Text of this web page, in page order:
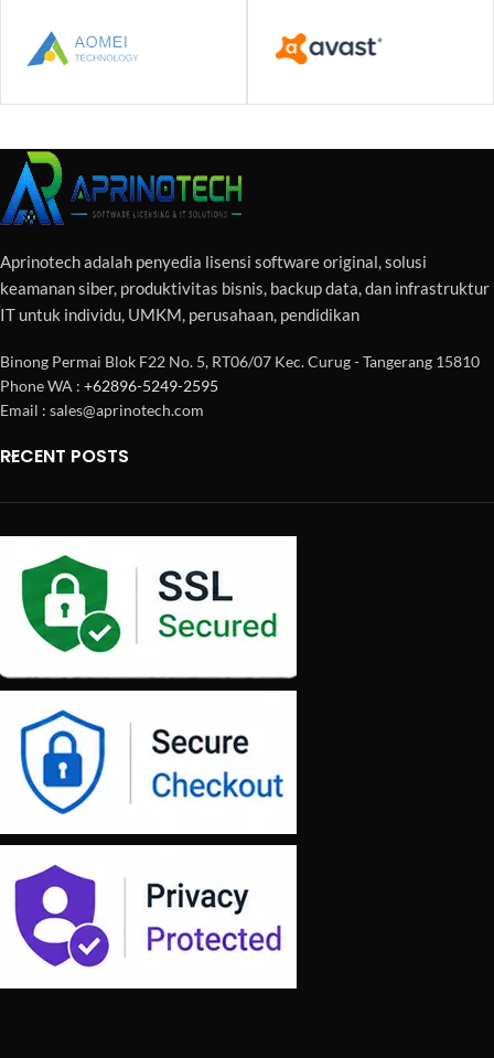
Aprinotech adalah penyedia lisensi software original, solusi
keamanan siber, produktivitas bisnis, backup data, dan infrastruktur
IT untuk individu, UMKM, perusahaan, pendidikan
Binong Permai Blok F22 No. 5, RT06/07 Kec. Curug - Tangerang 15810
Phone WA : +62896-5249-2595
Email : sales@aprinotech.com
RECENT POSTS